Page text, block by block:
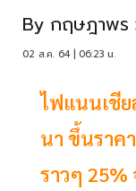
By กฤษฎาพร
02 ส.ค. 64 | 06:23 น.
ไฟแนนเชีย
นา ขึ้นราค
ราวๆ